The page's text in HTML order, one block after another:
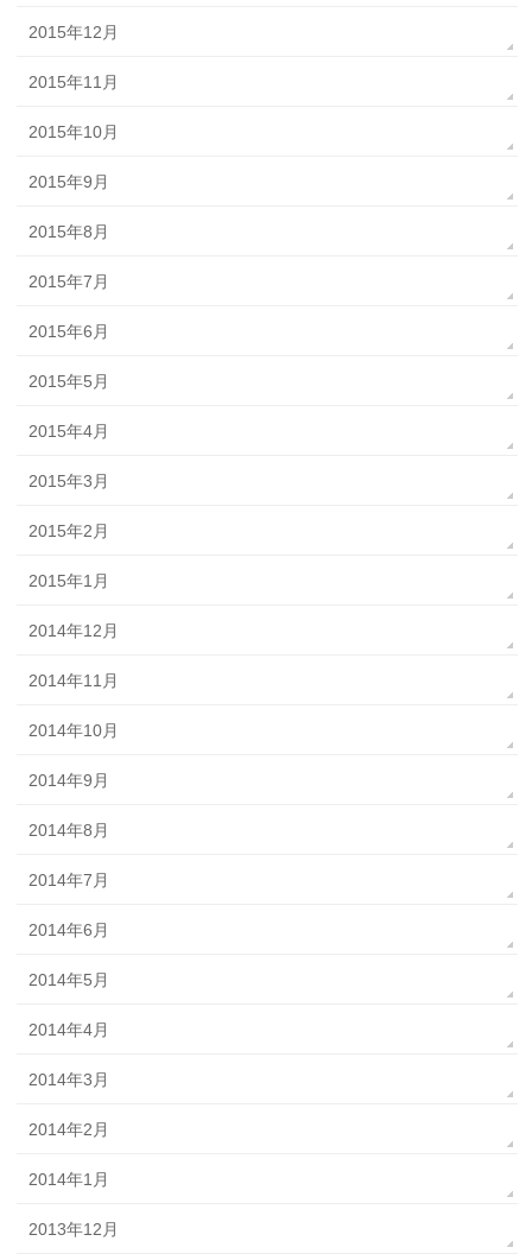
2015年12月
2015年11月
2015年10月
2015年9月
2015年8月
2015年7月
2015年6月
2015年5月
2015年4月
2015年3月
2015年2月
2015年1月
2014年12月
2014年11月
2014年10月
2014年9月
2014年8月
2014年7月
2014年6月
2014年5月
2014年4月
2014年3月
2014年2月
2014年1月
2013年12月